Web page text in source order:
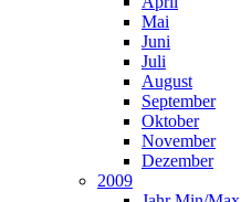
Mai
Juni
Juli
August
September
Oktober
November
Dezember
2009